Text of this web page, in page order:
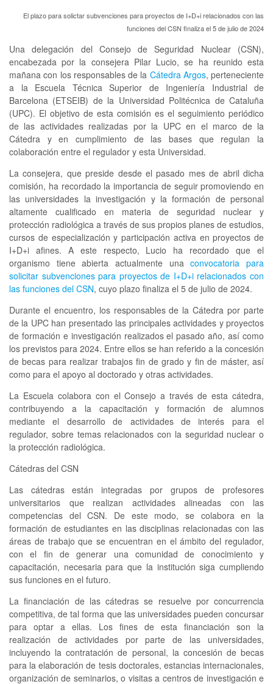
El plazo para solictar subvenciones para proyectos de I+D+i relacionados con las
funciones del CSN finaliza el 5 de julio de 2024
Una delegación del Consejo de Seguridad Nuclear (CSN),
encabezada por la consejera Pilar Lucio, se ha reunido esta
mañana con los responsables de la Cátedra Argos, perteneciente
a la Escuela Técnica Superior de Ingeniería Industrial de
Barcelona (ETSEIB) de la Universidad Politécnica de Cataluña
(UPC). El objetivo de esta comisión es el seguimiento periódico
de las actividades realizadas por la UPC en el marco de la
Cátedra y en cumplimiento de las bases que regulan la
colaboración entre el regulador y esta Universidad.
La consejera, que preside desde el pasado mes de abril dicha
comisión, ha recordado la importancia de seguir promoviendo en
las universidades la investigación y la formación de personal
altamente cualificado en materia de seguridad nuclear y
protección radiológica a través de sus propios planes de estudios,
cursos de especialización y participación activa en proyectos de
I+D+i afines. A este respecto, Lucio ha recordado que el
organismo tiene abierta actualmente unaconvocatoria para
solicitar subvenciones para proyectos de I+D+i relacionados con
las funciones del CSN, cuyo plazo finaliza el 5 de julio de 2024.
Durante el encuentro, los responsables de la Cátedra por parte
de la UPC han presentado las principales actividades y proyectos
de formación e investigación realizados el pasado año, así como
los previstos para 2024. Entre ellos se han referido a la concesión
de becas para realizar trabajos fin de grado y fin de máster, así
como para el apoyo al doctorado y otras actividades.
La Escuela colabora con el Consejo a través de esta cátedra,
contribuyendo a la capacitación y formación de alumnos
mediante el desarrollo de actividades de interés para el
regulador, sobre temas relacionados con la seguridad nuclear o
la protección radiológica.
Cátedras del CSN
Las cátedras están integradas por grupos de profesores
universitarios que realizan actividades alineadas con las
competencias del CSN. De este modo, se colabora en la
formación de estudiantes en las disciplinas relacionadas con las
áreas de trabajo que se encuentran en el ámbito del regulador,
con el fin de generar una comunidad de conocimiento y
capacitación, necesaria para que la institución siga cumpliendo
sus funciones en el futuro.
La financiación de las cátedras se resuelve por concurrencia
competitiva, de tal forma que las universidades pueden concursar
para optar a ellas. Los fines de esta financiación son la
realización de actividades por parte de las universidades,
incluyendo la contratación de personal, la concesión de becas
para la elaboración de tesis doctorales, estancias internacionales,
organización de seminarios, o visitas a centros de investigación e